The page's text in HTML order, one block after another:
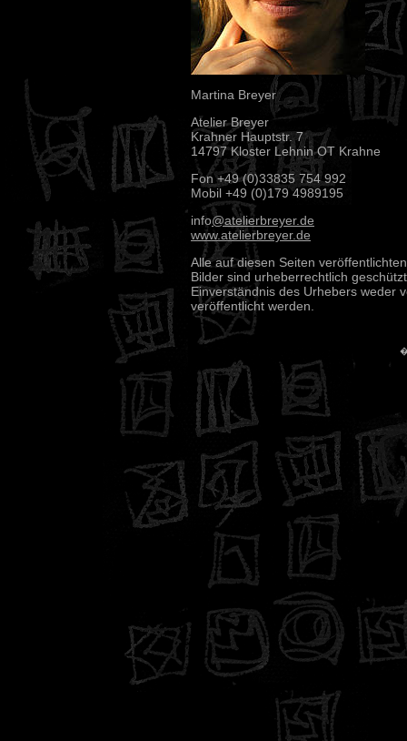
Martina Breyer
Atelier Breyer
Krahner Hauptstr. 7
14797 Kloster Lehnin OT Krahne
Fon +49 (0)33835 754 992
Mobil +49 (0)179 4989195
info@atelierbreyer.de
www.atelierbreyer.de
Alle auf diesen Seiten
Bilder sind urheberrechtlich
Einverständnis des Urhebers weder
veröffentlicht werden.
�